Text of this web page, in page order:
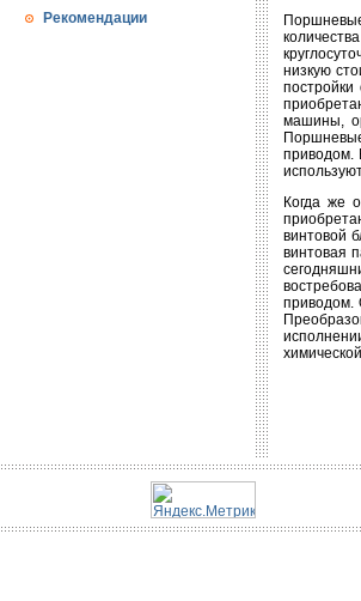
Рекомендации
низкую
машины,
приводом.
Когда же
винтовой
винтовая
приводом.